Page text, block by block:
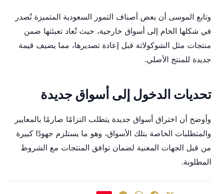
وتابع الموسى أن بعض أصناف التمور السعودية المتميزة تُصدر
في شكلها الخام إلى أسواق خارجية، حيث تُعاد تعبئتها ضمن
منتجات مثل الشوكولاتة قبل إعادة تصديرها، مما يضيف قيمة
جديدة للمنتج الأصلي.
تحديات الدخول إلى أسواق جديدة
وأوضح أن اختراق أسواق جديدة يتطلب التزامًا صارمًا بالمعايير
والمتطلبات الخاصة بتلك الأسواق، وهو ما يستلزم جهودًا كبيرة
من قبل الجهات المعنية لضمان توافق المنتجات مع الشروط
المطلوبة.